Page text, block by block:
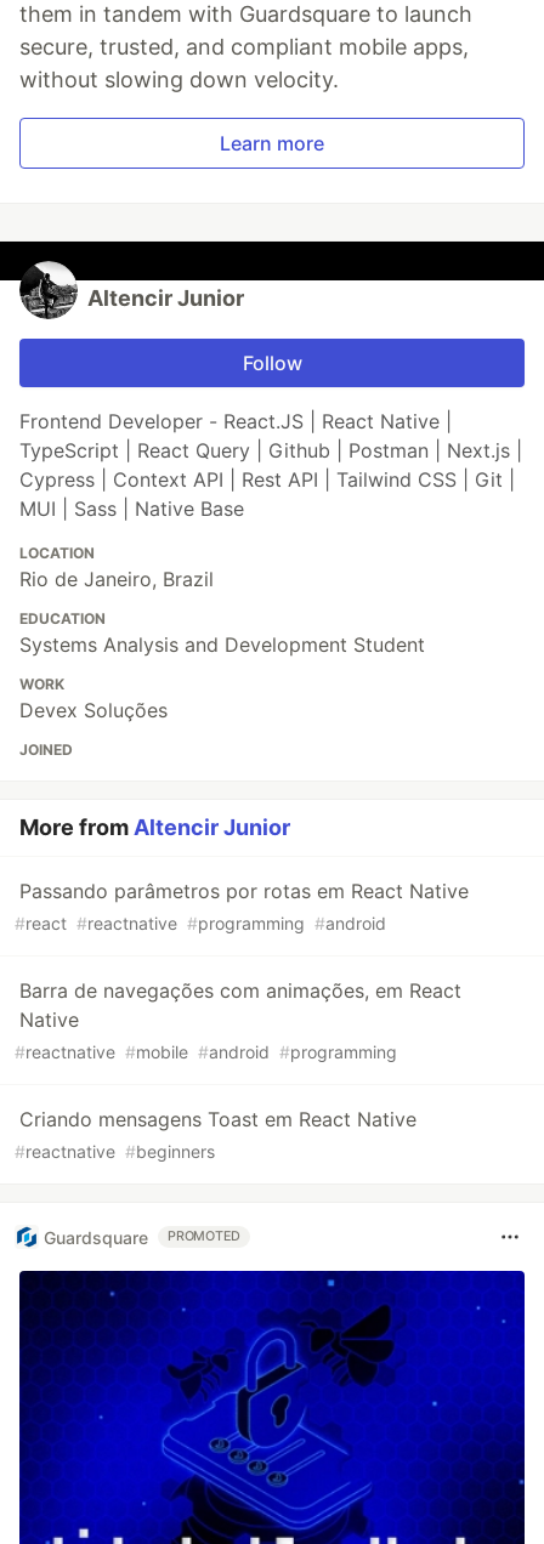
them in tandem with Guardsquare to launch
secure, trusted, and compliant mobile apps,
without slowing down velocity.
Learn more
Altencir Junior
Follow
Frontend Developer - React.JS | React Native |
TypeScript | React Query | Github | Postman | Next.js |
Cypress | Context API | Rest API | Tailwind CSS | Git |
MUI | Sass | Native Base
LOCATION
Rio de Janeiro, Brazil
EDUCATION
Systems Analysis and Development Student
WORK
Devex Soluções
JOINED
More from Altencir Junior
Passando parâmetros por rotas em React Native
#react #reactnative #programming #android
Barra de navegações com animações, em React
Native
#reactnative #mobile #android #programming
Criando mensagens Toast em React Native
#reactnative #beginners
Guardsquare PROMOTED